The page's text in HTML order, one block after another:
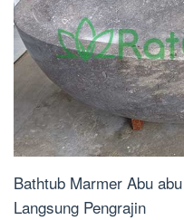
Bathtub Marmer Abu
Langsung Pengrajin